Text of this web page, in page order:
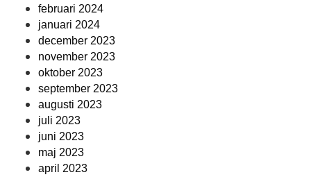
februari 2024
januari 2024
december 2023
november 2023
oktober 2023
september 2023
augusti 2023
juli 2023
juni 2023
maj 2023
april 2023